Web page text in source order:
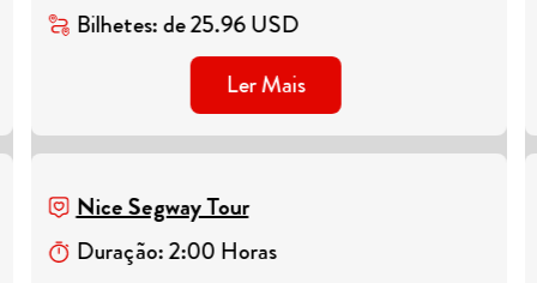
Bilhetes:de25.96USD
Ler Mais
Nice Segway Tour
Duração:2:00 Horas